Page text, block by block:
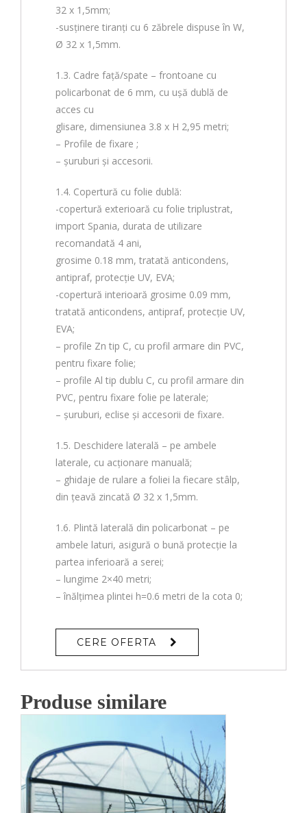
32 x 1,5mm;
-susținere tiranți cu 6 zăbrele dispuse în W,
Ø 32 x 1,5mm.
1.3. Cadre faţă/spate – frontoane cu
policarbonat de 6 mm, cu ușă dublă de
acces cu
glisare, dimensiunea 3.8 x H 2,95 metri;
– Profile de fixare ;
– șuruburi și accesorii.
1.4. Copertură cu folie dublă:
-copertură exterioară cu folie triplustrat,
import Spania, durata de utilizare
recomandată 4 ani,
grosime 0.18 mm, tratată anticondens,
antipraf, protecție UV, EVA;
-copertură interioară grosime 0.09 mm,
tratată anticondens, antipraf, protecție UV,
EVA;
– profile Zn tip C, cu profil armare din PVC,
pentru fixare folie;
– profile Al tip dublu C, cu profil armare din
PVC, pentru fixare folie pe laterale;
– șuruburi, eclise și accesorii de fixare.
1.5. Deschidere laterală – pe ambele
laterale, cu acționare manuală;
– ghidaje de rulare a foliei la fiecare stâlp,
din țeavă zincată Ø 32 x 1,5mm.
1.6. Plintă laterală din policarbonat – pe
ambele laturi, asigură o bună protecție la
partea inferioară a serei;
– lungime 2×40 metri;
– înălțimea plintei h=0.6 metri de la cota 0;
CERE OFERTA
Produse similare